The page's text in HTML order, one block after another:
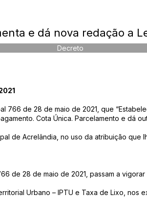
e dá nova redação a
Decreto
766 de 28 de maio de 2021, que
Cota Única. Parcelamento e dá
de Acrelândia, no uso da atribuição que
de 28 de maio de 2021, passam a
Urbano – IPTU e Taxa de Lixo, nos